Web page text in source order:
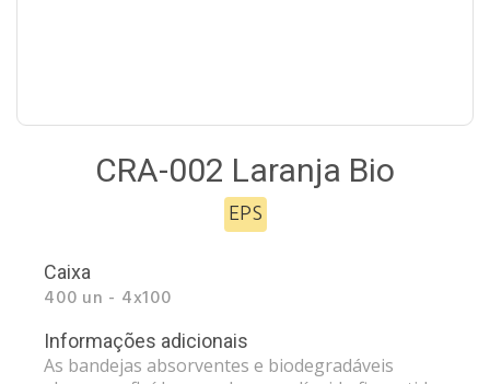
CRA-002 Laranja Bio
EPS
Caixa
400 un - 4x100
Informações adicionais
As bandejas absorventes e biodegradáveis